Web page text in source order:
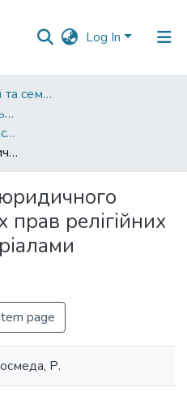
Log In
012. Конференції та семінари НаУКМА
Україна: людина, суспільство, природа : щорічна наукова конференція
1995. Україна: людина, суспільство, природа : міжнародна студентська наукова конференція : тези доповідей
Деякі проблеми юридичного захисту майнових прав релігійних громад : (за матеріалами Львівщини)
прав релігійних
page
Р.